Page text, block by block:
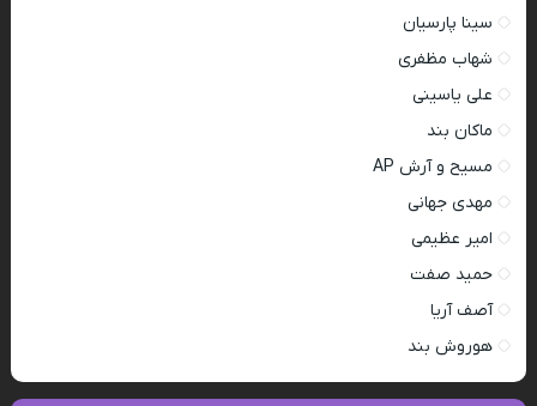
سینا پارسیان
شهاب مظفری
علی یاسینی
ماکان بند
مسیح و آرش AP
مهدی جهانی
امیر عظیمی
حمید صفت
آصف آریا
هوروش بند